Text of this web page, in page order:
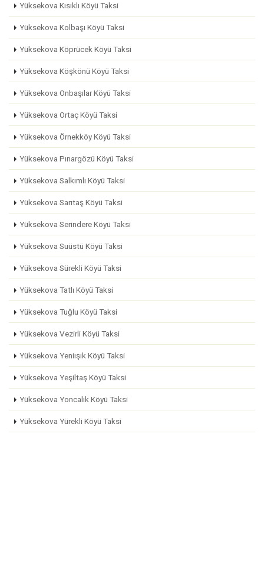
Yüksekova Kısıklı Köyü Taksi
Yüksekova Kolbaşı Köyü Taksi
Yüksekova Köprücek Köyü Taksi
Yüksekova Köşkönü Köyü Taksi
Yüksekova Onbaşılar Köyü Taksi
Yüksekova Ortaç Köyü Taksi
Yüksekova Örnekköy Köyü Taksi
Yüksekova Pınargözü Köyü Taksi
Yüksekova Salkımlı Köyü Taksi
Yüksekova Sarıtaş Köyü Taksi
Yüksekova Serindere Köyü Taksi
Yüksekova Suüstü Köyü Taksi
Yüksekova Sürekli Köyü Taksi
Yüksekova Tatlı Köyü Taksi
Yüksekova Tuğlu Köyü Taksi
Yüksekova Vezirli Köyü Taksi
Yüksekova Yeniışık Köyü Taksi
Yüksekova Yeşiltaş Köyü Taksi
Yüksekova Yoncalık Köyü Taksi
Yüksekova Yürekli Köyü Taksi